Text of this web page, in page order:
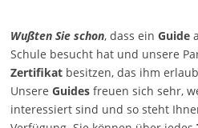
Wußten Sie schon, dass ein Guide
Schule besucht hat und unsere
Zertifikat besitzen, das ihm
Unsere Guidesfreuen sich sehr,
interessiert sind und so steht